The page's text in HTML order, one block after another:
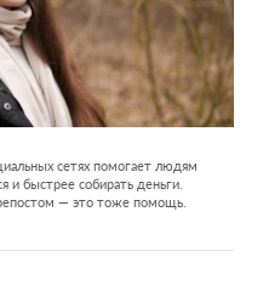
сетях помогает людям
и быстрее собирать деньги.
— это тоже помощь.